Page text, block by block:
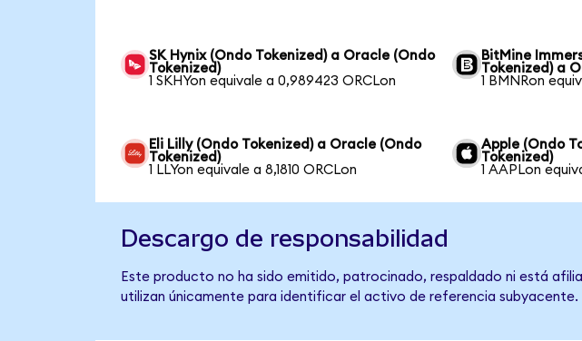
SK Hynix (Ondo Tokenized) a Oracle (Ondo
Tokenized)
1 SKHYon equivale a 0,989423 ORCLon
BitMine
Tokenized) a
1 BMNRon
Eli Lilly (Ondo Tokenized) a Oracle (Ondo
Tokenized)
1 LLYon equivale a 8,1810 ORCLon
Apple (Ondo
Tokenized)
1 AAPLon
Descargo de responsabilidad
Este producto no ha sido emitido, patrocinado, respaldado ni está
utilizan únicamente para identificar el activo de referencia subyacente.